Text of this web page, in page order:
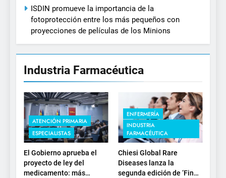
ISDIN promueve la importancia de la
fotoprotección entre los más pequeños con
proyecciones de películas de los Minions
Industria Farmacéutica
ATENCIÓN PRIMARIA
ESPECIALISTAS
El Gobierno aprueba el
proyecto de ley del
medicamento: más
ENFERMERÍA
INDUSTRIA
FARMACÉUTICA
Chiesi Global Rare
Diseases lanza la
segunda edición de ‘Find